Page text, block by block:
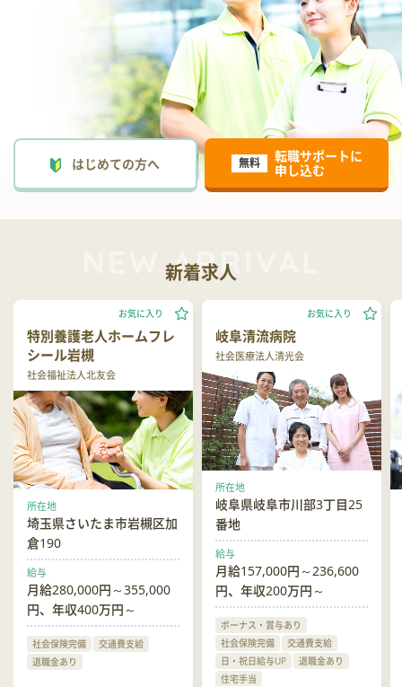
はじめての方へ 無料
転職サポートに
申し込む
新着求人
特別養護老人ホームフレ
シール岩槻
社会福祉法人北友会
お気に入り
所在地
埼玉県さいたま市岩槻区加
倉190
給与
月給280,000円～355,000
円、年収400万円～
社会保険完備
交通費支給
退職金あり
岐阜清流病院
社会医療法人清光会
お気に入り
所在地
岐阜県岐阜市川部3丁目25
番地
給与
月給157,000円～236,600
円、年収200万円～
ボーナス・賞与あり
社会保険完備
交通費支給
日・祝日給与UP
退職金あり
住宅手当